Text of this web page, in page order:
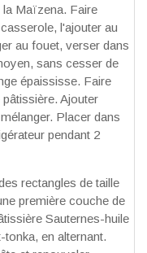
la Maïzena. Faire
l'ajouter au
au fouet, verser dans
sans cesser de
épaississe. Faire
Ajouter
Placer dans
pendant 2
rectangles de taille
première couche de
Sauternes-huile
en alternant.